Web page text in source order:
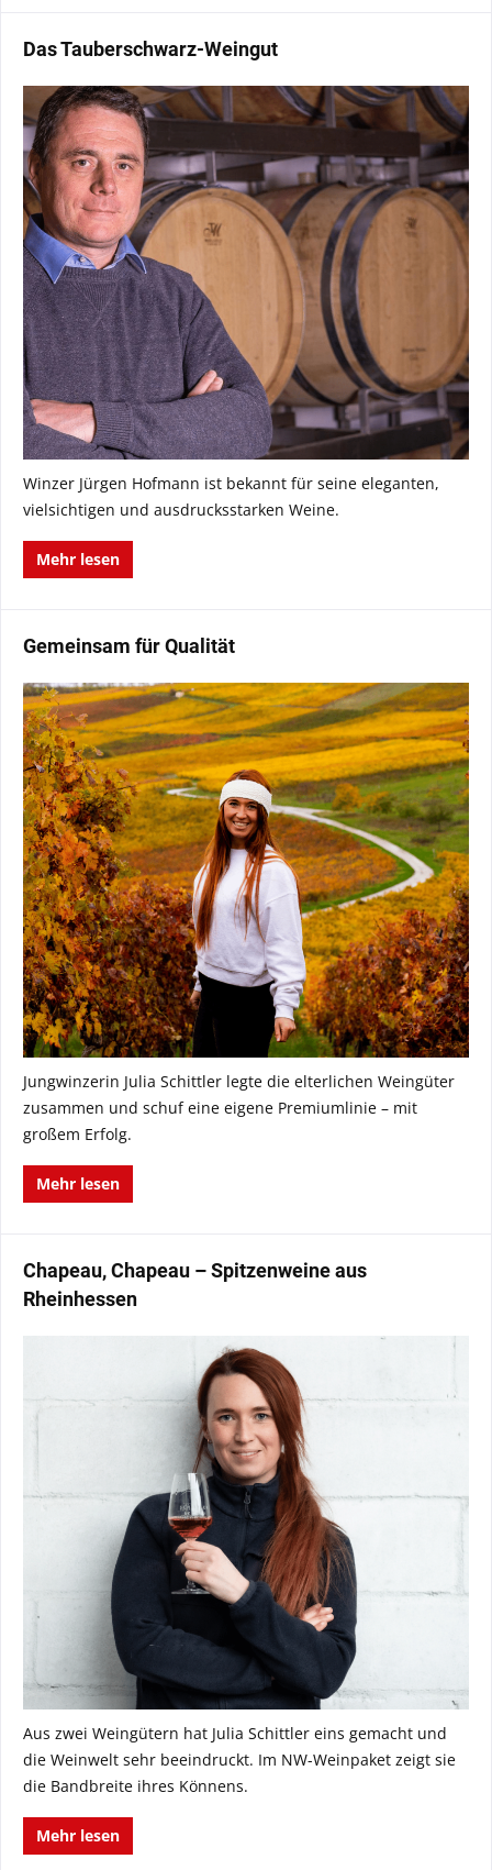
Das Tauberschwarz-Weingut
Winzer Jürgen Hofmann ist bekannt für seine eleganten,
vielsichtigen und ausdrucksstarken Weine.
Mehr lesen
Gemeinsam für Qualität
Jungwinzerin Julia Schittler legte die elterlichen Weingüter
zusammen und schuf eine eigene Premiumlinie – mit
großem Erfolg.
Mehr lesen
Chapeau, Chapeau – Spitzenweine aus
Rheinhessen
Aus zwei Weingütern hat Julia Schittler eins gemacht und
die Weinwelt sehr beeindruckt. Im NW-Weinpaket zeigt sie
die Bandbreite ihres Könnens.
Mehr lesen